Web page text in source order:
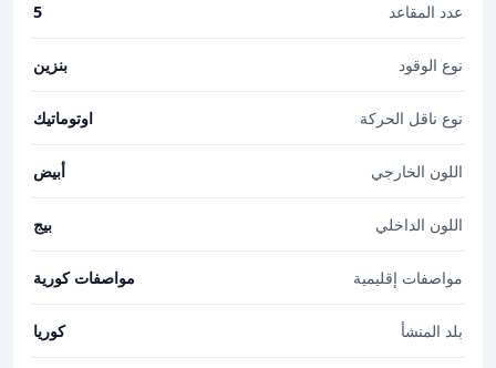
عدد المقاعد 5
نوع الوقود بنزين
نوع ناقل الحركة اوتوماتيك
اللون الخارجي أبيض
اللون الداخلي بيج
مواصفات إقليمية مواصفات كورية
بلد المنشأ كوريا